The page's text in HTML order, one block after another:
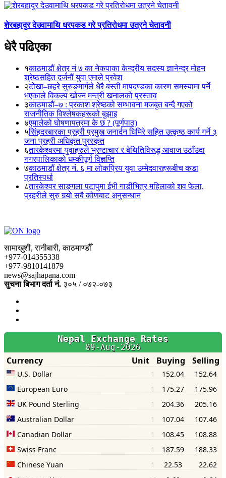
शेरबहादुर देउवामाथि धरपकड गरे प्रतिरोधमा उत्रने चेतावनी
धेरै पढिएका
१काठमाडौं क्षेत्र नं ७ का नेकपाका केन्द्रीय सदस्य ज्ञानेन्द्र मोहन
श्रेष्ठसहित दर्जनौं युवा एमाले प्रवेश
२टोखा–छहरे सुरुङमार्गले धेरै बस्ती मापदण्डका कारण समस्यामा पर्ने
भएकाले विकल्प खोज्न मन्त्री खनालको प्रस्ताव
३काठमाडौं–७ : प्रकाश श्रेष्ठको सम्भावना मजबुत बन्दै गएको
राजनीतिक विश्लेषकहरूको बुझाइ
४एमालेको घोषणापत्रमा के छ ? (पूर्णपाठ)
५सिंहदरबारका प्रहरी प्रमुख जनार्दन घिमिरे सहित उत्कृष्ठ कार्य गर्ने ३
जना प्रहरी अधिकृत पुरस्कृत
६तारकेश्वरमा युवाहरुले भ्रष्टाचार र बेथितिविरुद्ध आवाज उठाँउदा
नगरपालिकाको धम्कीपूर्ण विज्ञप्ति
७काठमाडौं क्षेत्र नं. ६ मा लोकप्रिय युवा उम्मेदवारहरूबीच कडा
प्रतिस्पर्धा
८तारकेश्वर साङ्गला पटापुमा ईभी गाडीभित्र महिलाको शव फेला,
प्रहरीले सुरु गर्‍यो सबै कोणबाट अनुसन्धान
सामाखुशी, रानीबारी, काठमाण्डौँ
+977-014355338
+977-9810141879
news@sajhapana.com
सुचना बिभाग दर्ता नं. ३०५ / ०७२-०७३